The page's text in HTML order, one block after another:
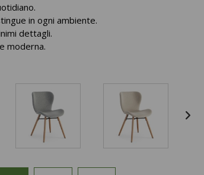
in ogni ambiente.
dettagli.
moderna.